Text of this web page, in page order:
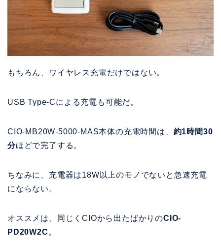
もちろん、ワイヤレス充電だけではない。
USB Type-Cによる充電も可能だ。
CIO-MB20W-5000-MAS本体の充電時間は、 約1時間30
分ほどで完了する。
ちなみに、充電器は18W以上のモノでないと急速充電
にならない。
オススメは、同じくCIOから出たばかりのCIO-
PD20W2C 。